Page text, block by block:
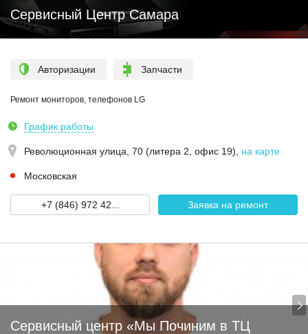
Сервисный Центр Самара
Авторизации Запчасти
Ремонт мониторов, телефонов LG
График работы
Революционная улица, 70 (литера 2, офис 19) на карте
Московская
+7 (846) 972 42... Заявка на ремонт
Сервисный центр «Мы Починим в ТЦ